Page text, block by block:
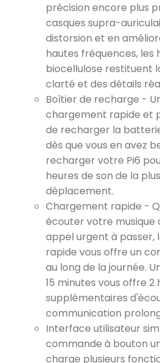
précision encore plus
casques supra-
distorsion et en
hautes fréquences,
biocellulose restituent
clarté et des détails
Boîtier de recharge -
chargement rapide et
de recharger la
dès que vous en avez
recharger votre Pi6
heures de son de la
déplacement.
Chargement rapide -
écouter votre musique
appel urgent à passer,
rapide vous offre un
au long de la journée.
15 minutes vous offre 2
supplémentaires
communication
Interface utilisateur
commande à bouton
charge plusieurs